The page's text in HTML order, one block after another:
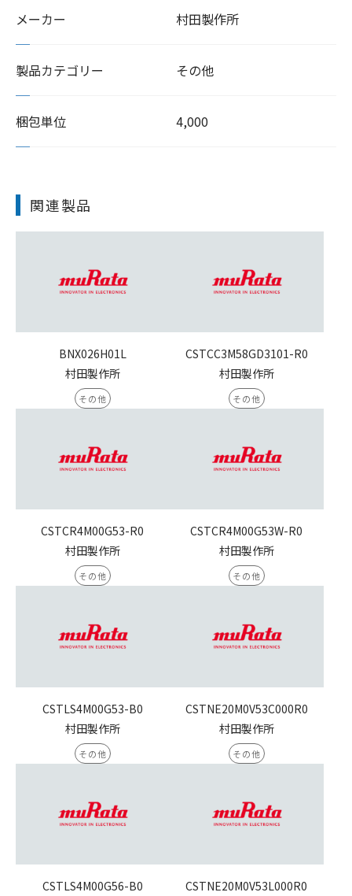
メーカー 村田製作所
製品カテゴリー その他
梱包単位 4,000
関連製品
BNX026H01L
村田製作所
その他
CSTCC3M58GD3101-R0
村田製作所
その他
CSTCR4M00G53-R0
村田製作所
その他
CSTCR4M00G53W-R0
村田製作所
その他
CSTLS4M00G53-B0
村田製作所
その他
CSTNE20M0V53C000R0
村田製作所
その他
CSTLS4M00G56-B0
CSTNE20M0V53L000R0